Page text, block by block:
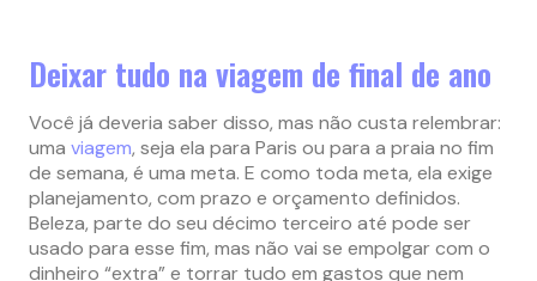
Deixar tudo na viagem de final de ano
Você já deveria saber disso, mas não custa relembrar:
uma viagem, seja ela para Paris ou para a praia no fim
de semana, é uma meta. E como toda meta, ela exige
planejamento, com prazo e orçamento definidos.
Beleza, parte do seu décimo terceiro até pode ser
usado para esse fim, mas não vai se empolgar com o
dinheiro “extra” e torrar tudo em gastos que nem